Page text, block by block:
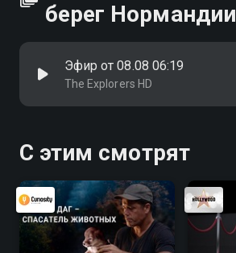
берег Нормандии
Эфир от 08.08 06:19
The Explorers HD
С этим смотрят